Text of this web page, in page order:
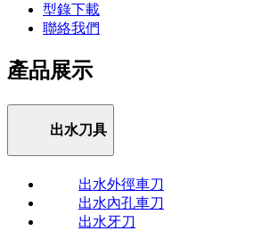
型錄下載
聯絡我們
產品展示
出水刀具
出水外徑車刀
出水內孔車刀
出水牙刀